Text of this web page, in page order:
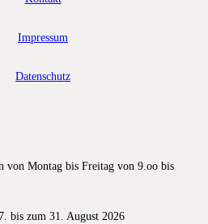
Impressum
Datenschutz
von Montag bis Freitag von 9.oo bis
bis zum 31. August 2026